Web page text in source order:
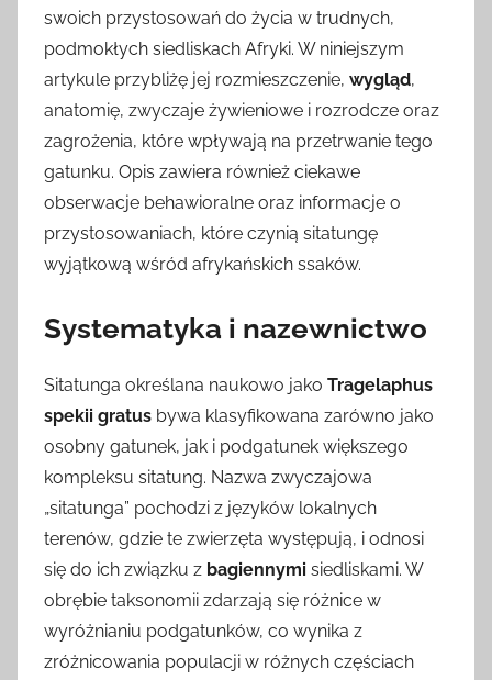
swoich przystosowań do życia w trudnych,
podmokłych siedliskach Afryki. W niniejszym
artykule przybliżę jej rozmieszczenie, wygląd,
anatomię, zwyczaje żywieniowe i rozrodcze oraz
zagrożenia, które wpływają na przetrwanie tego
gatunku. Opis zawiera również ciekawe
obserwacje behawioralne oraz informacje o
przystosowaniach, które czynią sitatungę
wyjątkową wśród afrykańskich ssaków.
Systematyka i nazewnictwo
Sitatunga określana naukowo jako Tragelaphus
spekii gratus bywa klasyfikowana zarówno jako
osobny gatunek, jak i podgatunek większego
kompleksu sitatung. Nazwa zwyczajowa
„sitatunga” pochodzi z języków lokalnych
terenów, gdzie te zwierzęta występują, i odnosi
się do ich związku z bagiennymi siedliskami. W
obrębie taksonomii zdarzają się różnice w
wyróżnianiu podgatunków, co wynika z
zróżnicowania populacji w różnych częściach